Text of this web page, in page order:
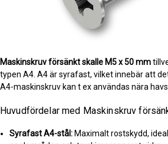
Maskinskruv försänkt skalle M5 x 50 mm
typen A4. A4 är syrafast, vilket innebär att
A4-maskinskruv kan t ex användas nära
Huvudfördelar med Maskinskruv
Syrafast A4-stål: Maximalt rostskydd,